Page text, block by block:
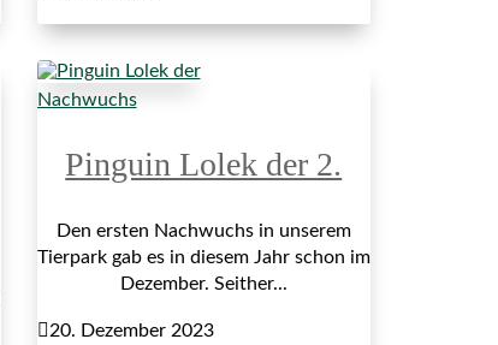
Nachwuchs
Pinguin Lolek der 2.
Den ersten Nachwuchs in unserem
Tierpark gab es in diesem Jahr schon im
Dezember. Seither...
20. Dezember 2023